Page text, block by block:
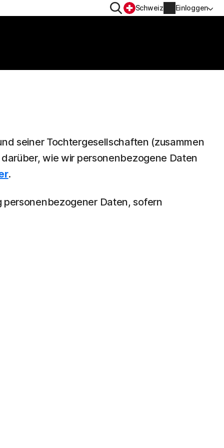
SuchenSchweiz Einloggen
Verlängern
Produktschlüssel eingeben
seiner Tochtergesellschaften (zusammen
wie wir personenbezogene Daten
.
personenbezogener Daten, sofern